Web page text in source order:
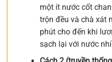
một ít nước cốt
trộn đều và chà xát
phút cho đến khi
sạch lại với nước